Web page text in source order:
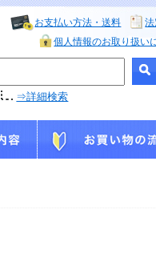
お支払い方法・送料
個人情報のお取り扱い
⇒詳細検索